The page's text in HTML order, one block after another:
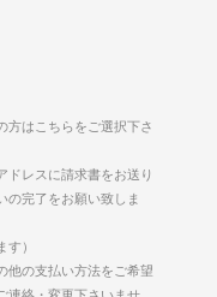
方はこちらをご選択下さ
ドレスに請求書をお送り
の完了をお願い致しま
す）
他の支払い方法をご希望